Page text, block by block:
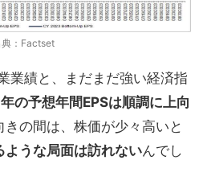
典：Factset
業績と、まだまだ強い経済指
の予想年間EPSは順調に上向
の間は、株価が少々高いと
ような局面は訪れないんでし